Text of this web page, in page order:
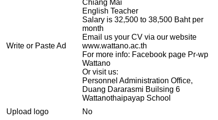
Write or Paste Ad
Chiang Mai
English Teacher
Salary is 32,500 to 38,500 Baht per
month
Email us your CV via our website
www.wattano.ac.th
For more info: Facebook page Pr-wp
Wattano
Or visit us:
Personnel Administration Office,
Duang Dararasmi Builsing 6
Wattanothaipayap School
Upload logo
No